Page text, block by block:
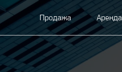
Продажа Аренда